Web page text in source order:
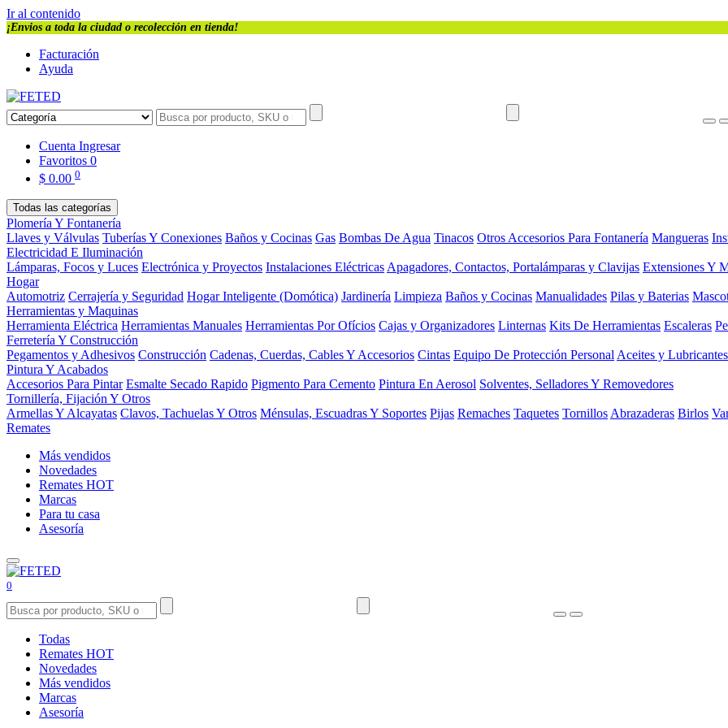
Ir al contenido
¡Envios a toda la ciudad o recolección en tienda!
Facturación
Ayuda
Cuenta Ingresar
Favoritos 0
$ 0.00 0
Todas las categorías
Plomería Y Fontanería
Llaves y Válvulas Tuberías Y Conexiones Baños y Cocinas Gas Bombas De Agua Tinacos Otros Accesorios Para Fontanería Mangueras
Electricidad E Iluminación
Lámparas, Focos y Luces Electrónica y Proyectos Instalaciones Eléctricas Apagadores, Contactos, Portalámparas y Clavijas Extensiones Y
Hogar
Automotriz Cerrajería y Seguridad Hogar Inteligente (Domótica) Jardinería Limpieza Baños y Cocinas Manualidades Pilas y Baterias
Herramientas y Maquinas
Herramienta Eléctrica Herramientas Manuales Herramientas Por Ofícios Cajas y Organizadores Linternas Kits De Herramientas Escaleras
Ferretería Y Construcción
Pegamentos y Adhesivos Construcción Cadenas, Cuerdas, Cables Y Accesorios Cintas Equipo De Protección Personal Aceites y Lubricantes
Pintura Y Acabados
Accesorios Para Pintar Esmalte Secado Rapido Pigmento Para Cemento Pintura En Aerosol Solventes, Selladores Y Removedores
Tornillería, Fijación Y Otros
Armellas Y Alcayatas Clavos, Tachuelas Y Otros Ménsulas, Escuadras Y Soportes Pijas Remaches Taquetes Tornillos Abrazaderas Birlos
Remates
Más vendidos
Novedades
Remates HOT
Marcas
Para tu casa
Asesoría
0
Todas
Remates HOT
Novedades
Más vendidos
Marcas
Asesoría